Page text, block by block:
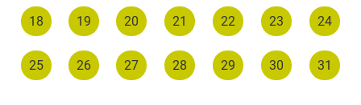
18 19 20 21 22 23 24
25 26 27 28 29 30 31